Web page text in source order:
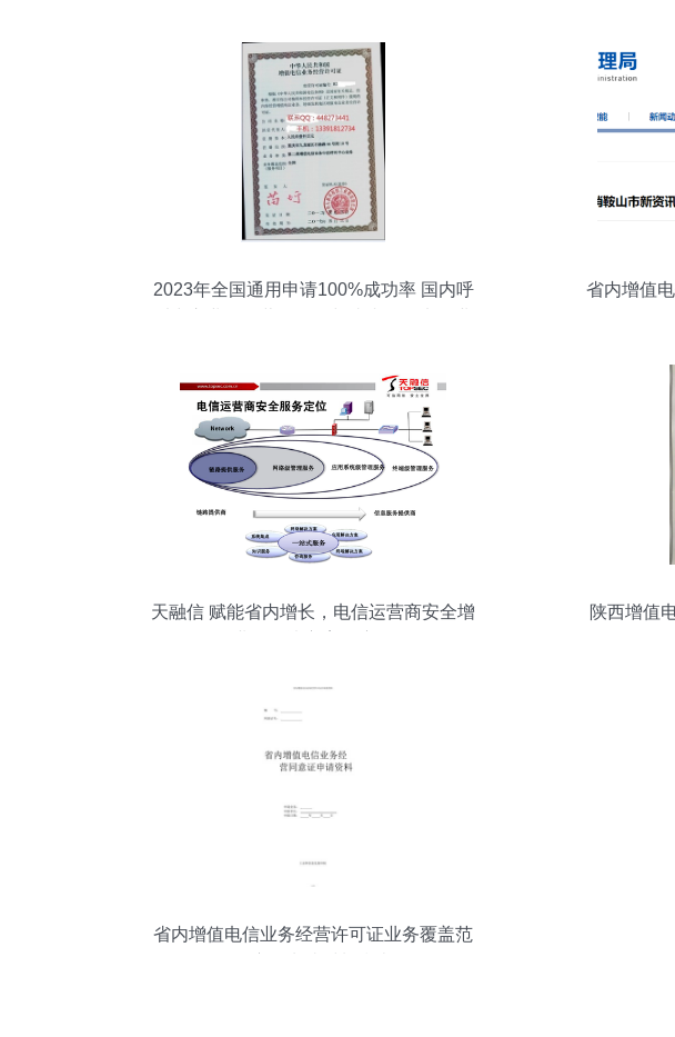
2023年全国通用申请100%成功率 国内呼
省内增值
天融信 赋能省内增长，电信运营商安全增
陕西增值
省内增值电信业务经营许可证业务覆盖范